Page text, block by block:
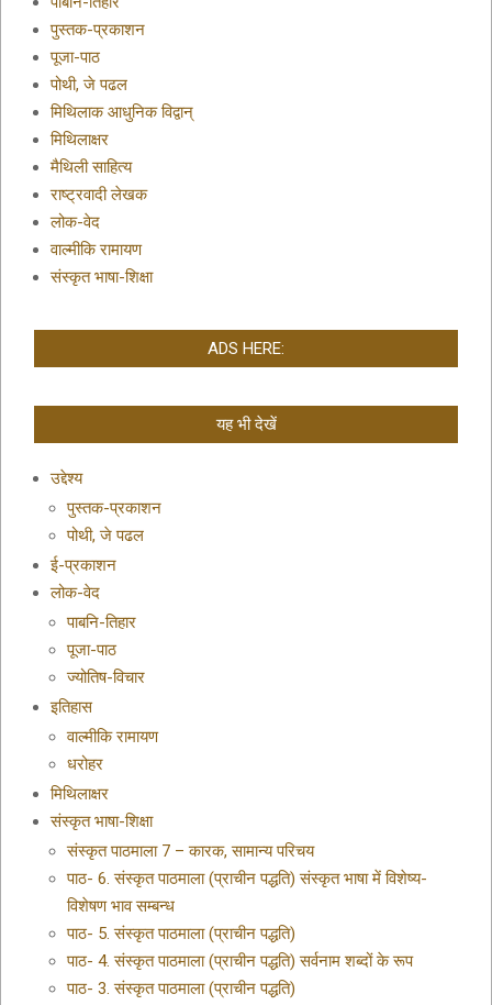
पुस्तक-प्रकाशन
पूजा-पाठ
पोथी, जे पढल
मिथिलाक आधुनिक विद्वान्
मिथिलाक्षर
मैथिली साहित्य
राष्ट्रवादी लेखक
लोक-वेद
वाल्मीकि रामायण
संस्कृत भाषा-शिक्षा
ADS HERE:
यह भी देखें
उद्देश्य
पुस्तक-प्रकाशन
पोथी, जे पढल
ई-प्रकाशन
लोक-वेद
पाबनि-तिहार
पूजा-पाठ
ज्योतिष-विचार
इतिहास
वाल्मीकि रामायण
धरोहर
मिथिलाक्षर
संस्कृत भाषा-शिक्षा
संस्कृत पाठमाला 7 – कारक, सामान्य परिचय
पाठ- 6. संस्कृत पाठमाला (प्राचीन पद्धति) संस्कृत भाषा में विशेष्य-
विशेषण भाव सम्बन्ध
पाठ- 5. संस्कृत पाठमाला (प्राचीन पद्धति)
पाठ- 4. संस्कृत पाठमाला (प्राचीन पद्धति) सर्वनाम शब्दों के रूप
पाठ- 3. संस्कृत पाठमाला (प्राचीन पद्धति)